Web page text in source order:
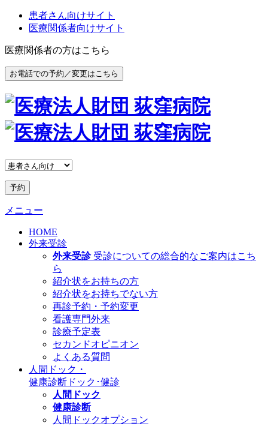
患者さん向けサイト
医療関係者向けサイト
医療関係者の方はこちら
お電話での予約／変更はこちら
予約
メニュー
HOME
外来受診
外来受診 受診についての総合的なご案内はこち
ら
紹介状をお持ちの方
紹介状をお持ちでない方
再診予約・予約変更
看護専門外来
診療予定表
セカンドオピニオン
よくある質問
人間ドック・
健康診断 ドック･健診
人間ドック
健康診断
人間ドックオプション